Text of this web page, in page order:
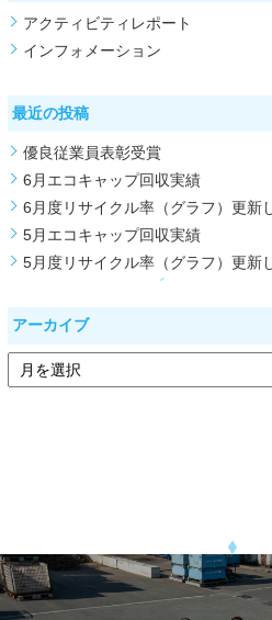
アクティビティレポート
インフォメーション
最近の投稿
優良従業員表彰受賞
6月エコキャップ回収実績
6月度リサイクル率（グラフ）更新
5月エコキャップ回収実績
5月度リサイクル率（グラフ）更新
アーカイブ